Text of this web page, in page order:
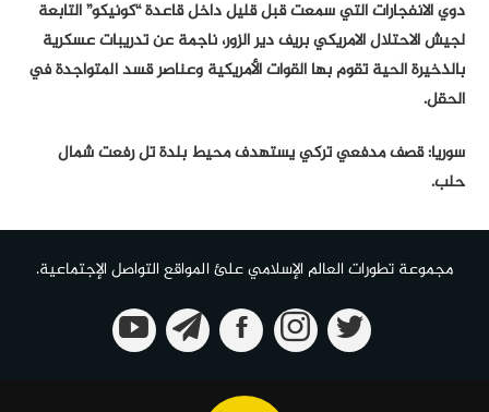
دوي الانفجارات التي سمعت قبل قليل داخل قاعدة “كونيكو” التابعة
لجيش الاحتلال الامريكي بريف دير الزور، ناجمة عن تدريبات عسكرية
بالذخيرة الحية تقوم بها القوات الأمريكية وعناصر قسد المتواجدة في
الحقل.
سوريا: قصف مدفعي تركي يستهدف محيط بلدة تل رفعت شمال
حلب.
مجموعة تطورات العالم الإسلامي علئ المواقع التواصل الإجتماعية.